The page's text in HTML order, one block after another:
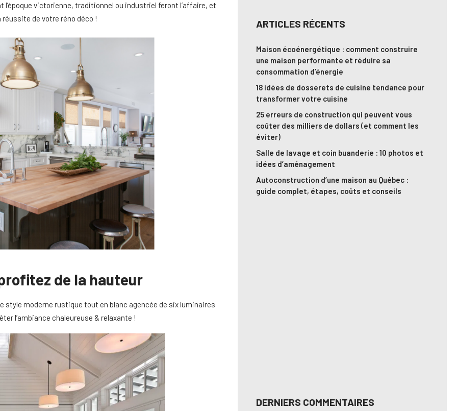
victorienne, traditionnel ou industriel feront l’affaire, et
réussite de votre réno déco !
de la hauteur
style moderne rustique tout en blanc agencée de six luminaires
l’ambiance chaleureuse & relaxante !
ARTICLES RÉCENTS
Maison écoénergétique : comment construire
une maison performante et réduire sa
consommation d’énergie
18 idées de dosserets de cuisine tendance pour
transformer votre cuisine
25 erreurs de construction qui peuvent vous
coûter des milliers de dollars (et comment les
éviter)
Salle de lavage et coin buanderie : 10 photos et
idées d’aménagement
Autoconstruction d’une maison au Québec :
guide complet, étapes, coûts et conseils
DERNIERS COMMENTAIRES